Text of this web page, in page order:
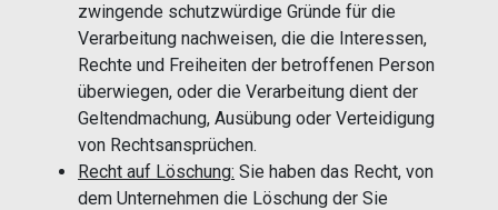
zwingende schutzwürdige Gründe für die
Verarbeitung nachweisen, die die Interessen,
Rechte und Freiheiten der betroffenen Person
überwiegen, oder die Verarbeitung dient der
Geltendmachung, Ausübung oder Verteidigung
von Rechtsansprüchen.
Recht auf Löschung: Sie haben das Recht, von
dem Unternehmen die Löschung der Sie